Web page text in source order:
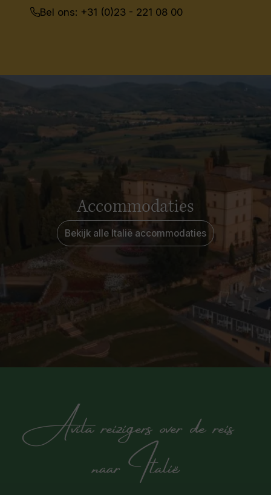
Bel ons: +31 (0)23 - 221 08 00
Accommodaties
Bekijk alle Italië accommodaties
Avila reizigers over de reis
naar Italië